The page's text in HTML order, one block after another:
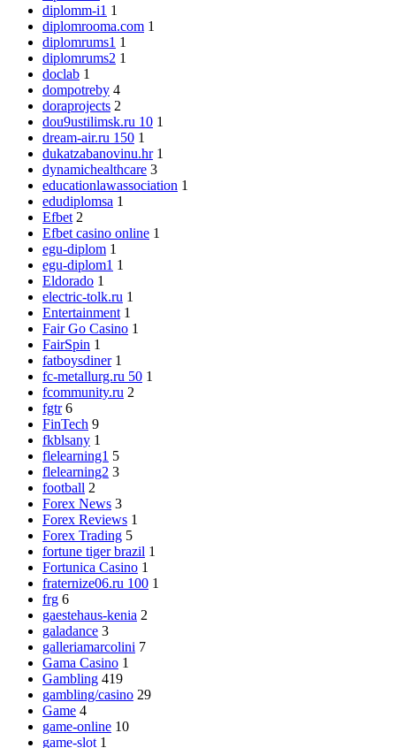
diplomm-i1 1
diplomrooma.com 1
diplomrums1 1
diplomrums2 1
doclab 1
dompotreby 4
doraprojects 2
dou9ustilimsk.ru 10 1
dream-air.ru 150 1
dukatzabanovinu.hr 1
dynamichealthcare 3
educationlawassociation 1
edudiplomsa 1
Efbet 2
Efbet casino online 1
egu-diplom 1
egu-diplom1 1
Eldorado 1
electric-tolk.ru 1
Entertainment 1
Fair Go Casino 1
FairSpin 1
fatboysdiner 1
fc-metallurg.ru 50 1
fcommunity.ru 2
fgtr 6
FinTech 9
fkblsany 1
flelearning1 5
flelearning2 3
football 2
Forex News 3
Forex Reviews 1
Forex Trading 5
fortune tiger brazil 1
Fortunica Casino 1
fraternize06.ru 100 1
frg 6
gaestehaus-kenia 2
galadance 3
galleriamarcolini 7
Gama Casino 1
Gambling 419
gambling/casino 29
Game 4
game-online 10
game-slot 1